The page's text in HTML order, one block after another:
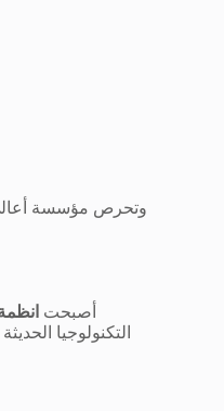
وتحرص مؤسسة
أصبحت
التكنولوجيا